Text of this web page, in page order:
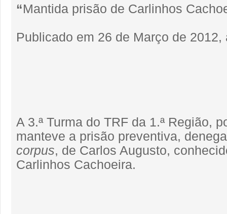
“Mantida prisão de Carlinhos
Publicado em 26 de Março de 2012,
A 3.ª Turma do TRF da 1.ª Região,
manteve a prisão preventiva,
corpus, de Carlos Augusto,
Carlinhos Cachoeira.